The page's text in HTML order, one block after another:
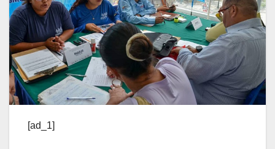
[ad_1]